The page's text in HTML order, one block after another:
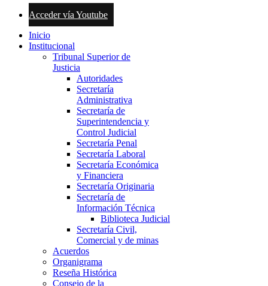
Acceder vía Youtube
Inicio
Institucional
Tribunal Superior de
Justicia
Autoridades
Secretaría
Administrativa
Secretaría de
Superintendencia y
Control Judicial
Secretaría Penal
Secretaría Laboral
Secretaría Económica
y Financiera
Secretaría Originaria
Secretaría de
Información Técnica
Biblioteca Judicial
Secretaría Civil,
Comercial y de minas
Acuerdos
Organigrama
Reseña Histórica
Consejo de la